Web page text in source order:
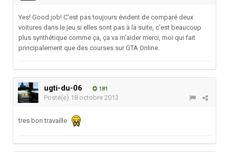
Yes! Good job! C'est pas toujours évident de comparé deux
voitures dans le jeu si elles sont pas à la suite, c'est beaucoup
plus synthétique comme ça, ça va m'aider merci, moi qui fait
principalement que des courses sur GTA Online.
ugti-du-06 181
Posté(e) 18 octobre 2013
tres bon travaille